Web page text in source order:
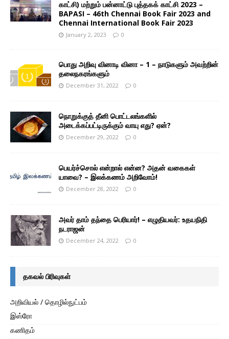
காட்சி) மற்றும் பன்னாட்டு புத்தகக் காட்சி 2023 –
BAPASI – 46th Chennai Book Fair 2023 and
Chennai International Book Fair 2023
January 2, 2023 0
பொது அறிவு வினாடி வினா – 1 – நாடுகளும் அவற்றின்
தலைநகரங்களும்
December 31, 2022 0
நொறுக்குத் தீனி பொட்டலங்களில்
அடைக்கப்பட்டிருக்கும் வாயு எது? ஏன்?
December 29, 2022 0
பெயர்ச்சொல் என்றால் என்ன? அதன் வகைகள்
யாவை? – இலக்கணம் அறிவோம்!
December 28, 2022 0
அவர் தாம் தந்தை பெரியார்! – எழுதியவர்: உதயநிதி
நடராஜன்
December 24, 2022 0
தகவல் பிரிவுகள்
அறிவியல் / தொழில்நுட்பம்
இஸ்ரோ
கணிதம்